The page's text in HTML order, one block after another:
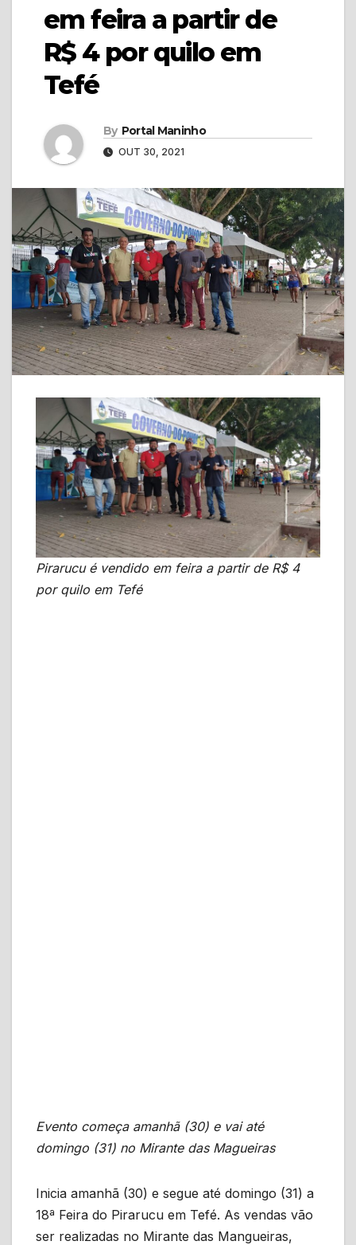
em feira a partir de
R$ 4 por quilo em
Tefé
By Portal Maninho
OUT 30, 2021
Pirarucu é vendido em feira a partir de R$ 4
por quilo em Tefé
Evento começa amanhã (30) e vai até
domingo (31) no Mirante das Magueiras
Inicia amanhã (30) e segue até domingo (31) a
18ª Feira do Pirarucu em Tefé. As vendas vão
ser realizadas no Mirante das Mangueiras,